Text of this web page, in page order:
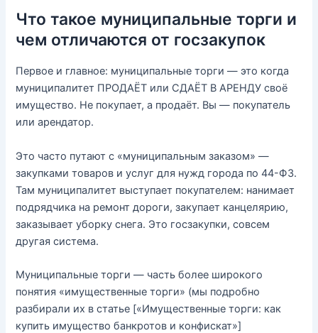
Что такое муниципальные торги и
чем отличаются от госзакупок
Первое и главное: муниципальные торги — это когда
муниципалитет ПРОДАЁТ или СДАЁТ В АРЕНДУ своё
имущество. Не покупает, а продаёт. Вы — покупатель
или арендатор.
Это часто путают с «муниципальным заказом» —
закупками товаров и услуг для нужд города по 44-ФЗ.
Там муниципалитет выступает покупателем: нанимает
подрядчика на ремонт дороги, закупает канцелярию,
заказывает уборку снега. Это госзакупки, совсем
другая система.
Муниципальные торги — часть более широкого
понятия «имущественные торги» (мы подробно
разбирали их в статье [«Имущественные торги: как
купить имущество банкротов и конфискат»]